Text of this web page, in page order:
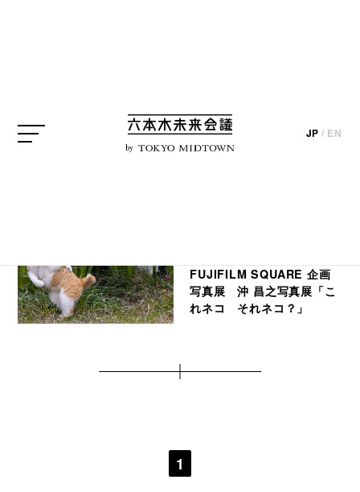
by
JP / EN
SEARCH
検索結果
FUJIFILM SQUARE 企画
写真展 沖 昌之写真展「こ
れネコ それネコ？」
1